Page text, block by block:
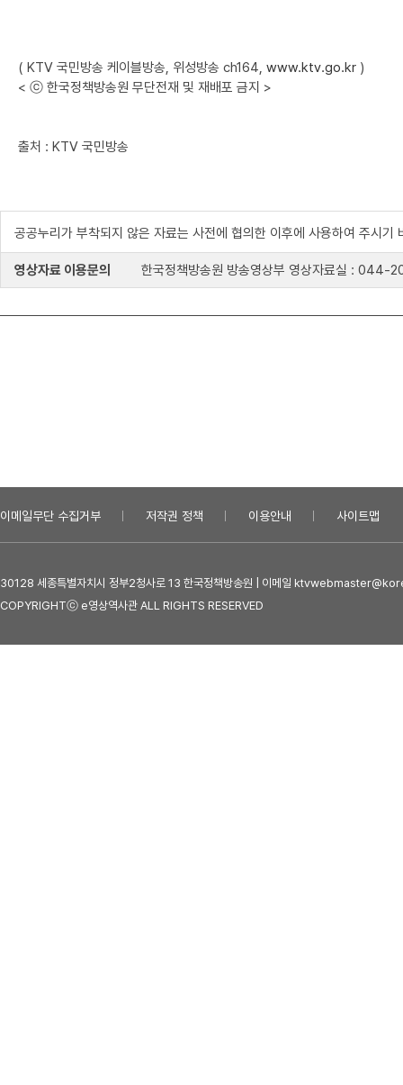
( KTV 국민방송 케이블방송, 위성방송 ch164, www.ktv.go.kr )
< ⓒ 한국정책방송원 무단전재 및 재배포 금지 >
출처 : KTV 국민방송
공공누리가 부착되지 않은 자료는 사전에 협의한 이후에 사용하여 주시기
영상자료 이용문의 한국정책방송원 방송영상부 영상자료실 :
이메일무단 수집거부 저작권 정책 이용안내 사이트맵
30128 세종특별자치시 정부2청사로 13 한국정책방송원 | 이메일
COPYRIGHTⓒ e영상역사관 ALL RIGHTS RESERVED